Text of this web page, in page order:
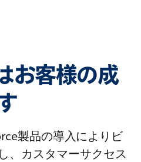
お客様の成
製品の導入によりビ
、カスタマーサクセス